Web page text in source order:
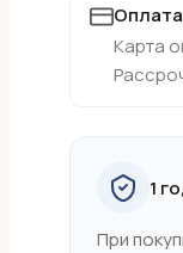
Оплата
Карта
1
При